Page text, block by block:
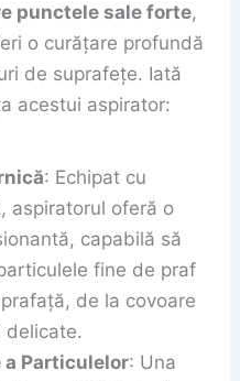
punctele sale forte,
o curățare profundă
de suprafețe. Iată
acestui aspirator:
: Echipat cu
aspiratorul oferă o
capabilă să
fine de praf
de la covoare
delicate.
a Particulelor: Una